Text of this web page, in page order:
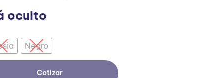
oculto
Negro
Cotizar